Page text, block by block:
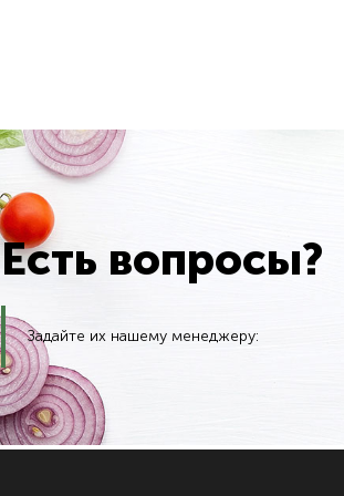
Есть вопросы?
Задайте их нашему менеджеру: